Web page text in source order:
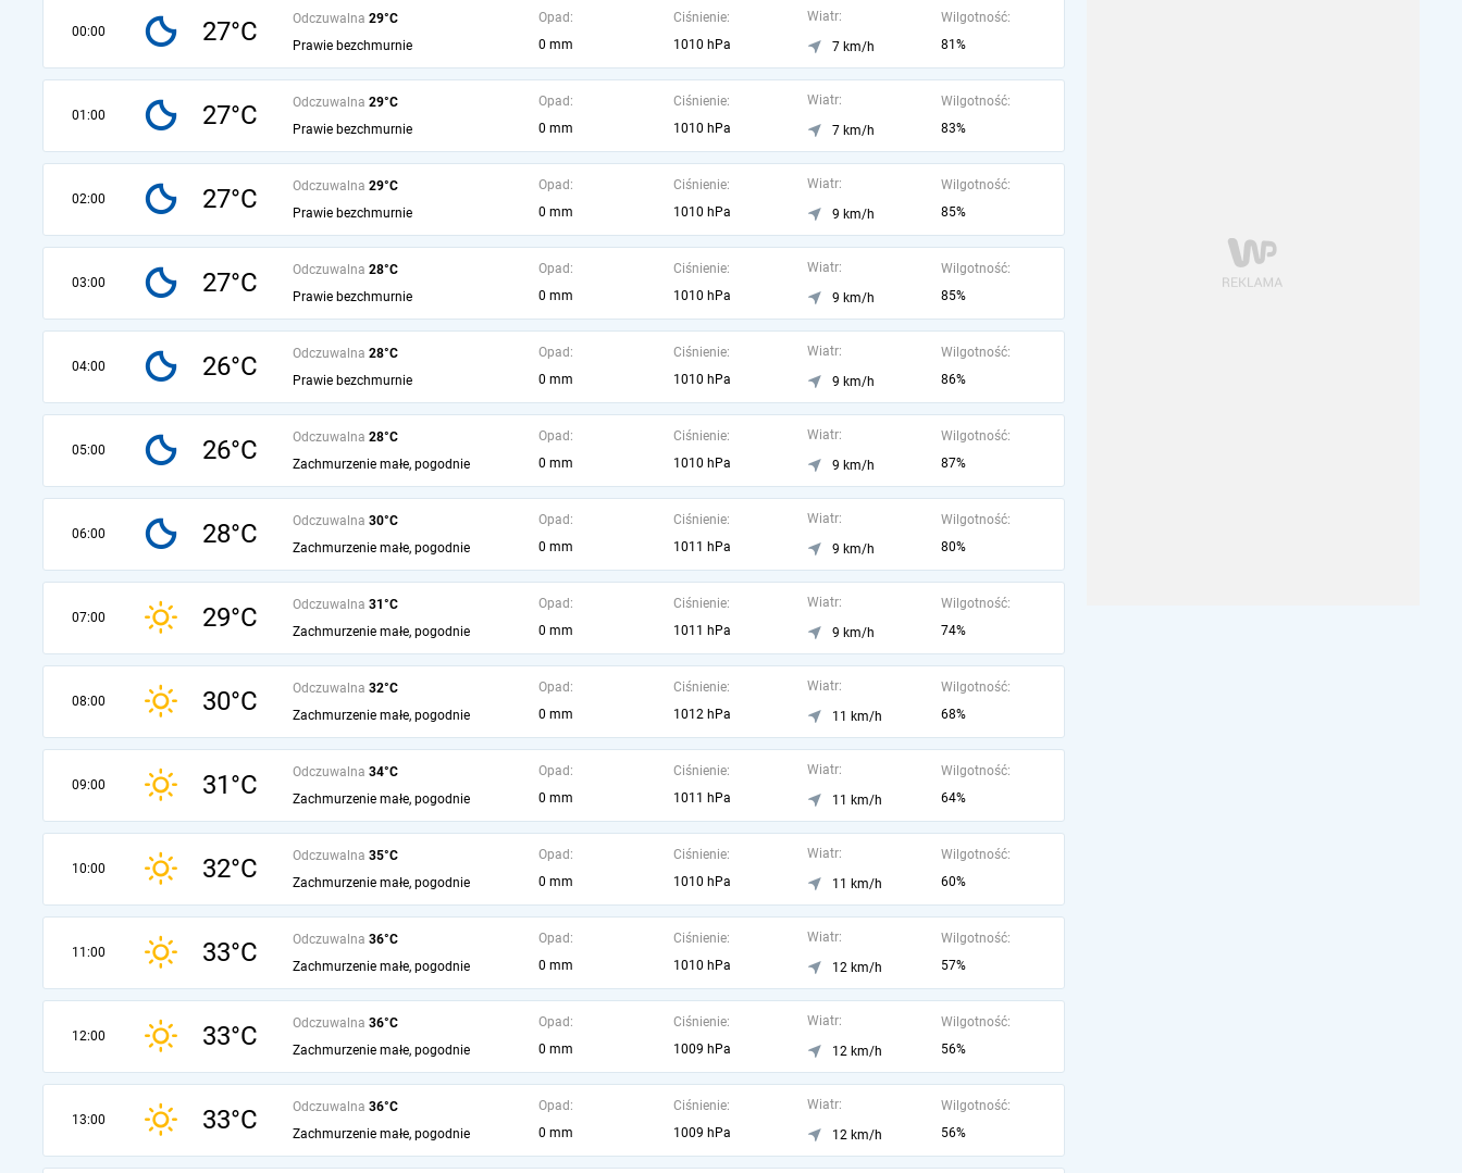
00:00 27°C Odczuwalna 29°C
Prawie bezchmurnie
Opad:
0 mm
Ciśnienie:
1010 hPa
Wiatr:
7 km/h
Wilgotność:
81%
01:00 27°C Odczuwalna 29°C
Prawie bezchmurnie
Opad:
0 mm
Ciśnienie:
1010 hPa
Wiatr:
7 km/h
Wilgotność:
83%
02:00 27°C Odczuwalna 29°C
Prawie bezchmurnie
Opad:
0 mm
Ciśnienie:
1010 hPa
Wiatr:
9 km/h
Wilgotność:
85%
03:00 27°C Odczuwalna 28°C
Prawie bezchmurnie
Opad:
0 mm
Ciśnienie:
1010 hPa
Wiatr:
9 km/h
Wilgotność:
85%
04:00 26°C Odczuwalna 28°C
Prawie bezchmurnie
Opad:
0 mm
Ciśnienie:
1010 hPa
Wiatr:
9 km/h
Wilgotność:
86%
05:00 26°C Odczuwalna 28°C
Zachmurzenie małe, pogodnie
Opad:
0 mm
Ciśnienie:
1010 hPa
Wiatr:
9 km/h
Wilgotność:
87%
06:00 28°C Odczuwalna 30°C
Zachmurzenie małe, pogodnie
Opad:
0 mm
Ciśnienie:
1011 hPa
Wiatr:
9 km/h
Wilgotność:
80%
07:00 29°C Odczuwalna 31°C
Zachmurzenie małe, pogodnie
Opad:
0 mm
Ciśnienie:
1011 hPa
Wiatr:
9 km/h
Wilgotność:
74%
08:00 30°C Odczuwalna 32°C
Zachmurzenie małe, pogodnie
Opad:
0 mm
Ciśnienie:
1012 hPa
Wiatr:
11 km/h
Wilgotność:
68%
09:00 31°C Odczuwalna 34°C
Zachmurzenie małe, pogodnie
Opad:
0 mm
Ciśnienie:
1011 hPa
Wiatr:
11 km/h
Wilgotność:
64%
10:00 32°C Odczuwalna 35°C
Zachmurzenie małe, pogodnie
Opad:
0 mm
Ciśnienie:
1010 hPa
Wiatr:
11 km/h
Wilgotność:
60%
11:00 33°C Odczuwalna 36°C
Zachmurzenie małe, pogodnie
Opad:
0 mm
Ciśnienie:
1010 hPa
Wiatr:
12 km/h
Wilgotność:
57%
12:00 33°C Odczuwalna 36°C
Zachmurzenie małe, pogodnie
Opad:
0 mm
Ciśnienie:
1009 hPa
Wiatr:
12 km/h
Wilgotność:
56%
13:00 33°C Odczuwalna 36°C
Zachmurzenie małe, pogodnie
Opad:
0 mm
Ciśnienie:
1009 hPa
Wiatr:
12 km/h
Wilgotność:
56%